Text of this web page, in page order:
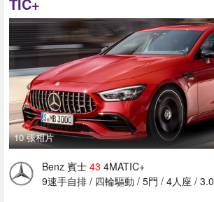
TIC+
10 張相片
Benz 賓士 43 4MATIC+
9速手自排 / 四輪驅動 / 5門 / 4人座 /